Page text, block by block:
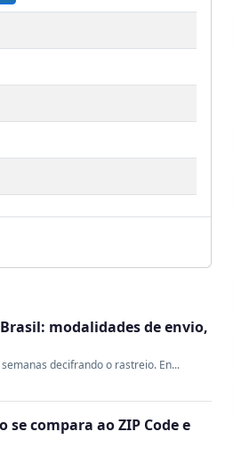
modalidades de envio,
decifrando o rastreio. En...
compara ao ZIP Code e